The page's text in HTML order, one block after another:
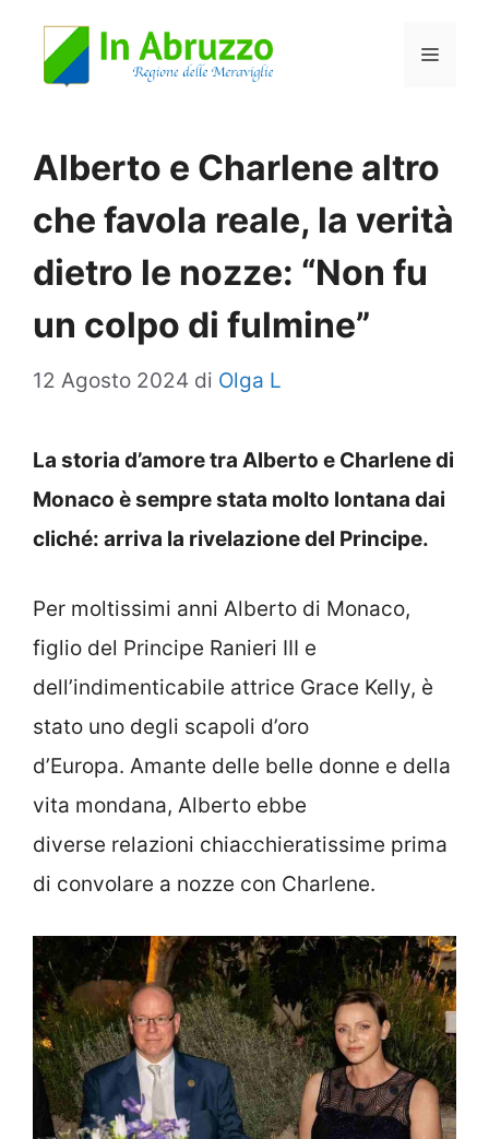
Menu
Alberto e Charlene altro
che favola reale, la verità
dietro le nozze: “Non fu
un colpo di fulmine”
12 Agosto 2024 di Olga L
La storia d’amore tra Alberto e Charlene di
Monaco è sempre stata molto lontana dai
cliché: arriva la rivelazione del Principe.
Per moltissimi anni Alberto di Monaco,
figlio del Principe Ranieri III e
dell’indimenticabile attrice Grace Kelly, è
stato uno degli scapoli d’oro
d’Europa. Amante delle belle donne e della
vita mondana, Alberto ebbe
diverse relazioni chiacchieratissime prima
di convolare a nozze con Charlene.